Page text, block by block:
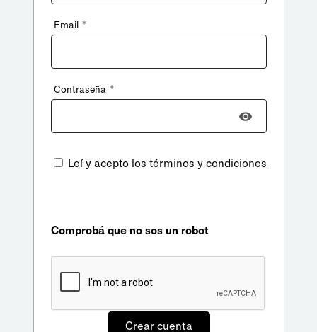
Email *
Contraseña *
Leí y acepto los términos y condiciones
Comprobá que no sos un robot